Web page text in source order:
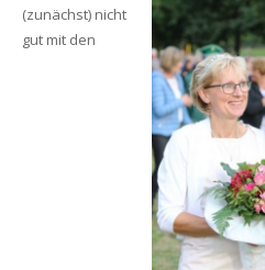
(zunächst) nicht
gut mit den